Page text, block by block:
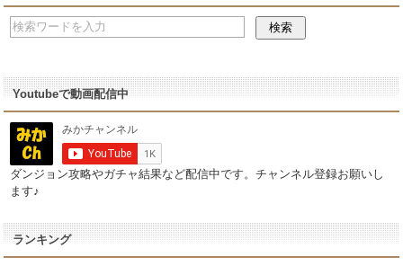
Youtubeで動画配信中
ダンジョン攻略やガチャ結果など配信中です。チャンネル登録お願いし
ます♪
ランキング